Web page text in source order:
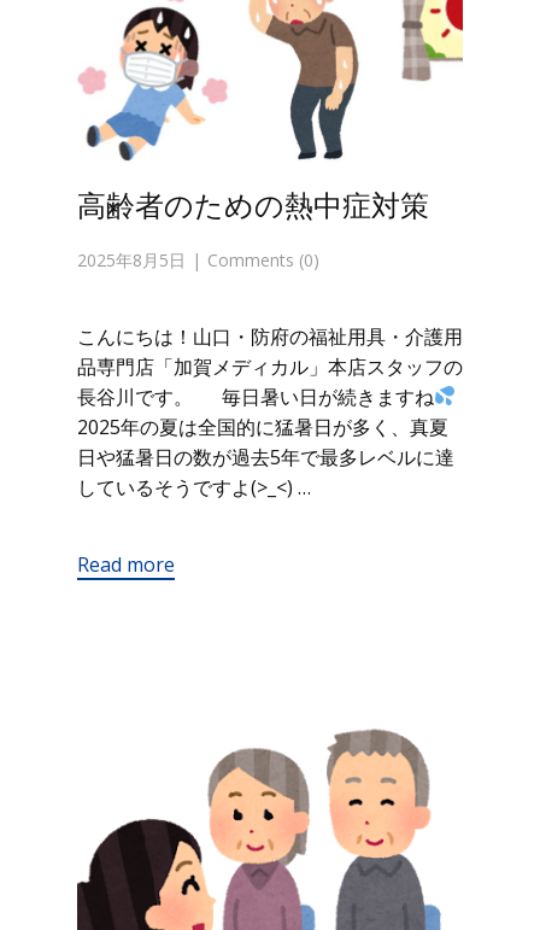
高齢者のための熱中症対策
2025年8月5日 Comments (0)
こんにちは！山口・防府の福祉用具・介護用
品専門店「加賀メディカル」本店スタッフの
長谷川です。 毎日暑い日が続きますね
2025年の夏は全国的に猛暑日が多く、真夏
日や猛暑日の数が過去5年で最多レベルに達
しているそうですよ(>_<) …
Read more